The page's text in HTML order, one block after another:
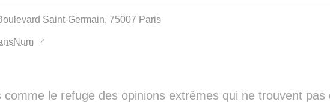
▒█▓▓▓███▓▓▓▓▒▒
▒█▓▓▓███▓▓▓▓▒▒░
▓███████▓▓▓█▓░
Saint-Germain, 75007 Paris
comme le refuge des opinions extrêmes qui ne trouvent pas